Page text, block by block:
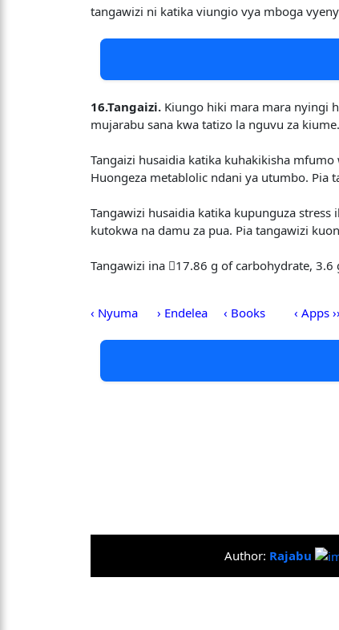
tangawizi ni katika viungio vya mboga
16.Tangaizi. Kiungo hiki mara mara nyingi
mujarabu sana kwa tatizo la nguvu za
Tangaizi husaidia katika kuhakikisha
Huongeza metablolic ndani ya utumbo. Pia
Tangawizi husaidia katika kupunguza
kutokwa na damu za pua. Pia tangawizi
Tangawizi ina 17.86 g of carbohydrate,
‹ Nyuma › Endelea ‹ Books ‹ Apps ››
Author: Rajabu